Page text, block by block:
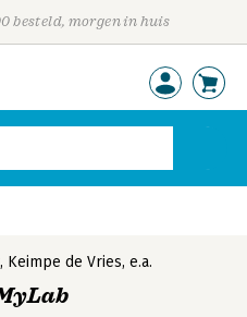
besteld, morgen in huis
, Keimpe de Vries, e.a.